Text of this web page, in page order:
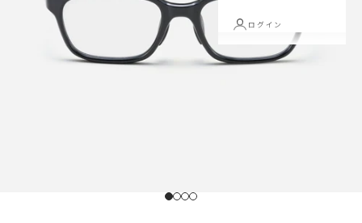
ログイン
I18n Error: Missing interpolation value
I18n Error: Missing interpolation value
I18n Error: Missing interpolation value
I18n Error: Missing interpolation value